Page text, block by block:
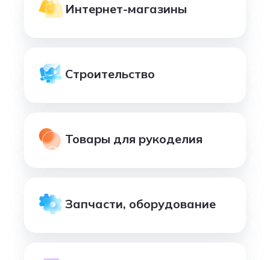
Интернет-магазины
Строительство
Товары для рукоделия
Запчасти, оборудование